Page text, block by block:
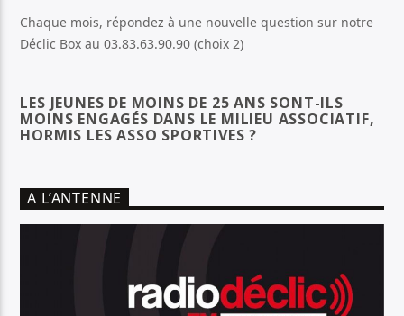
Chaque mois, répondez à une nouvelle question sur notre
Déclic Box au 03.83.63.90.90 (choix 2)
LES JEUNES DE MOINS DE 25 ANS SONT-ILS
MOINS ENGAGÉS DANS LE MILIEU ASSOCIATIF,
HORMIS LES ASSO SPORTIVES ?
A L’ANTENNE